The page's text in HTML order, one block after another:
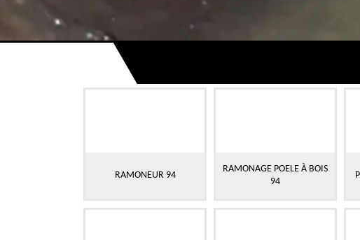
RAMONEUR 94
RAMONAGE POELE À BOIS
94